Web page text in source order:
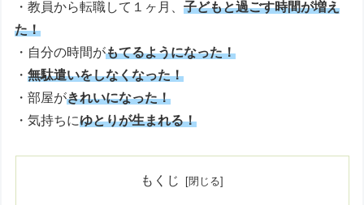
・教員から転職して１ヶ月、子どもと過ごす時間が増え
た！
・自分の時間がもてるようになった！
・無駄遣いをしなくなった！
・部屋がきれいになった！
・気持ちにゆとりが生まれる！
もくじ